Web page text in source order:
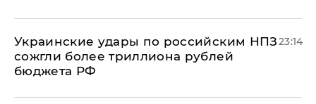
Украинские удары по российским НПЗ
сожгли более триллиона рублей
бюджета РФ
23:14